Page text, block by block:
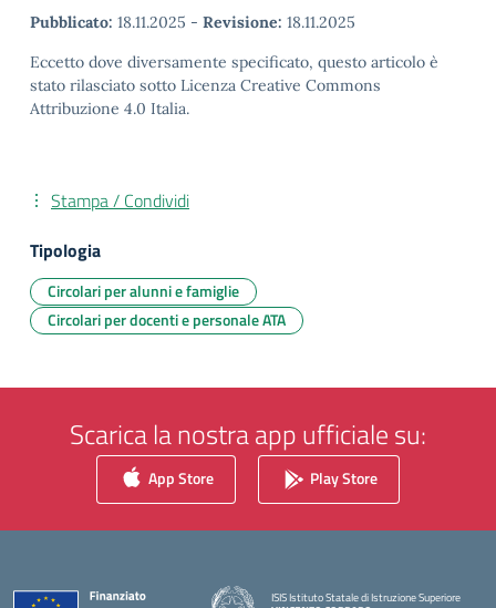
Pubblicato: 18.11.2025 - Revisione: 18.11.2025
Eccetto dove diversamente specificato, questo articolo è
stato rilasciato sotto Licenza Creative Commons
Attribuzione 4.0 Italia.
Stampa / Condividi
Tipologia
Circolari per alunni e famiglie
Circolari per docenti e personale ATA
Scarica la nostra app ufficiale su:
App Store Play Store
ISIS Istituto Statale di Istruzione Superiore